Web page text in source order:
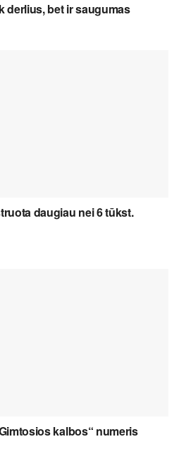
derlius, bet ir saugumas
daugiau nei 6 tūkst.
kalbos“ numeris